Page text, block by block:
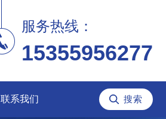
服务热线：
15355956277
联系我们